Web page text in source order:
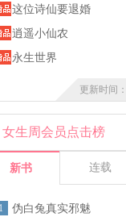
这位诗仙要退婚
逍遥小仙农
永生世界
更新时间
女生周会员点击榜
新书 连载
1 伪白兔真实邪魅